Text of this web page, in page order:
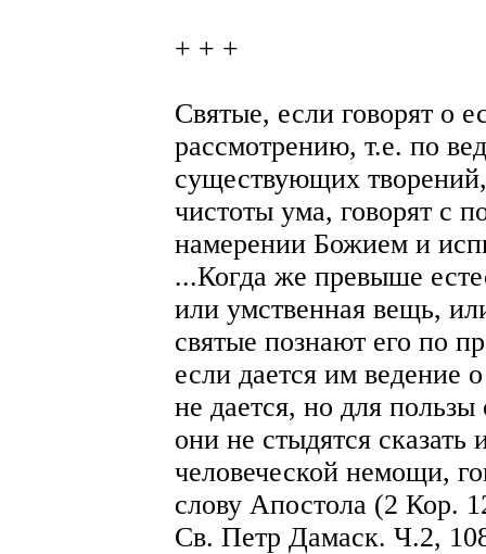
+ + +
Святые, если говорят о
рассмотрению, т.е. по
существующих
чистоты ума, говорят с
намерении Божием и
...Когда же превыше
или умственная вещь,
святые познают его по
если дается им ведение
не дается, но для
они не стыдятся сказать
человеческой немощи,
слову Апостола (2 Кор.
Св. Петр Дамаск. Ч.2,